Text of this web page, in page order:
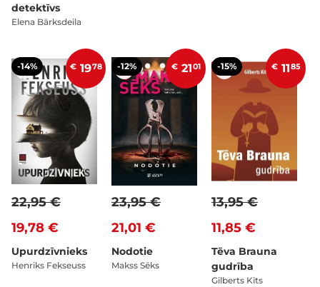
detektīvs
Elena Bārksdeila
-14% € 1978
19,78 €
22,95 €
Upurdzīvnieks
Henriks Fekseuss
-12% € 2101
21,01 €
23,95 €
Nodotie
Makss Sēks
-15% € 1185
11,85 €
13,95 €
Tēva Brauna
gudrība
Gilberts Kīts